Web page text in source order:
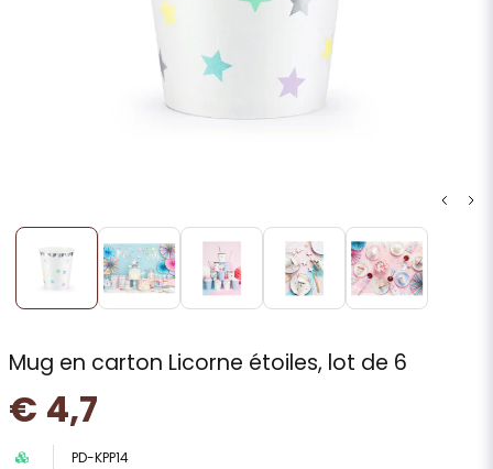
Mug en carton Licorne étoiles, lot de 6
€ 4,7
PD-KPP14